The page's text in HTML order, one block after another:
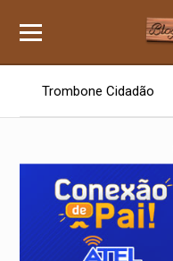
Trombone Cidadão